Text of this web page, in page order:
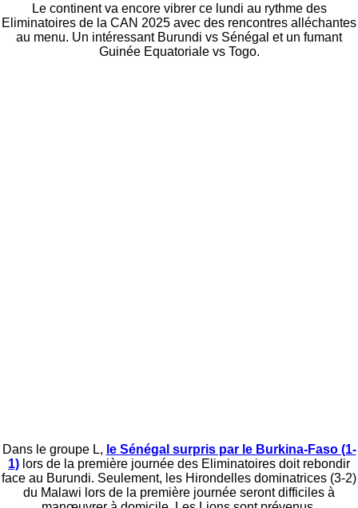
Le continent va encore vibrer ce lundi au rythme des
Eliminatoires de la CAN 2025 avec des rencontres alléchantes
au menu. Un intéressant Burundi vs Sénégal et un fumant
Guinée Equatoriale vs Togo.
Dans le groupe L, le Sénégal surpris par le Burkina-Faso (1-
1) lors de la première journée des Eliminatoires doit rebondir
face au Burundi. Seulement, les Hirondelles dominatrices (3-2)
du Malawi lors de la première journée seront difficiles à